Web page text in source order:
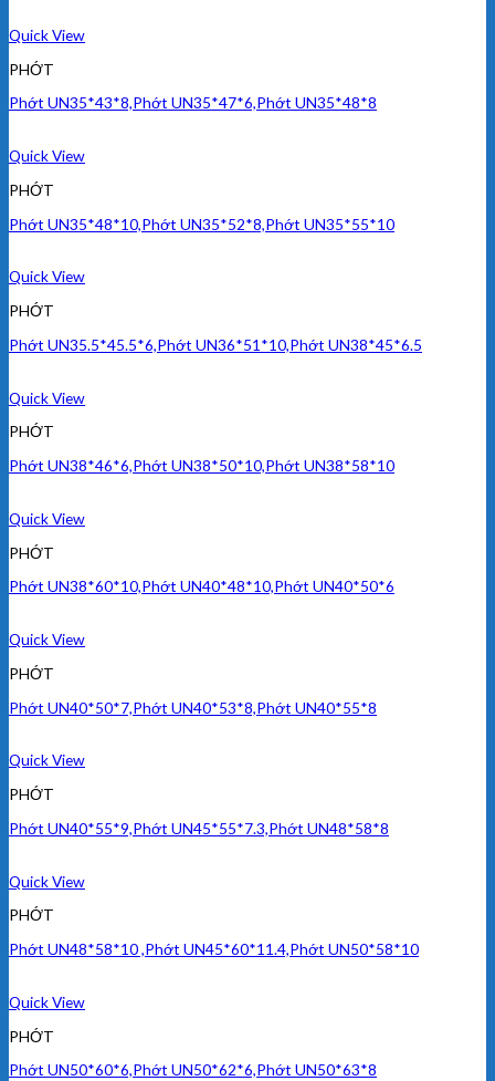
Quick View
PHỚT
Phớt UN35*43*8,Phớt UN35*47*6,Phớt UN35*48*8
Quick View
PHỚT
Phớt UN35*48*10,Phớt UN35*52*8,Phớt UN35*55*10
Quick View
PHỚT
Phớt UN35.5*45.5*6,Phớt UN36*51*10,Phớt UN38*45*6.5
Quick View
PHỚT
Phớt UN38*46*6,Phớt UN38*50*10,Phớt UN38*58*10
Quick View
PHỚT
Phớt UN38*60*10,Phớt UN40*48*10,Phớt UN40*50*6
Quick View
PHỚT
Phớt UN40*50*7,Phớt UN40*53*8,Phớt UN40*55*8
Quick View
PHỚT
Phớt UN40*55*9,Phớt UN45*55*7.3,Phớt UN48*58*8
Quick View
PHỚT
Phớt UN48*58*10 ,Phớt UN45*60*11.4,Phớt UN50*58*10
Quick View
PHỚT
Phớt UN50*60*6,Phớt UN50*62*6,Phớt UN50*63*8